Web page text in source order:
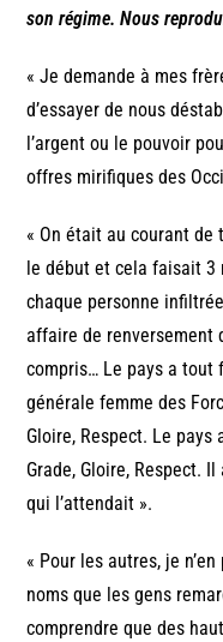
son régime. Nous
« Je demande à mes
d’essayer de nous
l’argent ou le pouvoir
offres mirifiques des
« On était au courant de
le début et cela faisait 3
chaque personne
affaire de renversement
compris… Le pays a tout
générale femme des
Gloire, Respect. Le
Grade, Gloire, Respect.
qui l’attendait ».
« Pour les autres, je
noms que les gens
comprendre que des